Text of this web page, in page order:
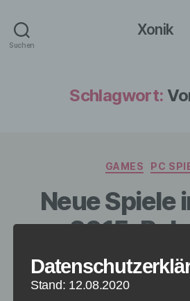
Suchen
Xonik
Schlagwort:
GAMES PC
Neue Spiele
2015:
Vonredaktion
Stand: 12.08.2020